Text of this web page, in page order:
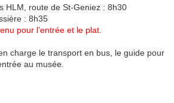
HLM, route de St-Geniez : 8h30
: 8h35
pour l’entrée et le plat.
charge le transport en bus, le guide pour
au musée.